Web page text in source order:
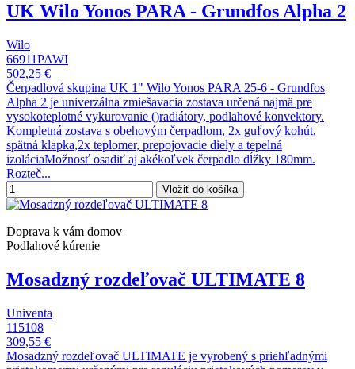
UK Wilo Yonos PARA - Grundfos Alpha 2
Wilo
66911PAWI
502,25 €
Čerpadlová skupina UK 1" Wilo Yonos PARA 25-6 - Grundfos
Alpha 2 je univerzálna zmiešavacia zostava určená najmä pre
vysokoteplotné vykurovanie ()radiátory, podlahové konvektory.
Kompletná zostava s obehovým čerpadlom, 2x guľový kohút,
spätná klapka,2x teplomer, prepojovacie diely a tepelná
izoláciaMožnosť osadiť aj akékoľvek čerpadlo dĺžky 180mm.
Rozteč...
Vložiť do košíka
Doprava k vám domov
Podlahové kúrenie
Mosadzný rozdeľovač ULTIMATE 8
Univenta
115108
309,55 €
Mosadzný rozdeľovač ULTIMATE je vyrobený s priehľadnými